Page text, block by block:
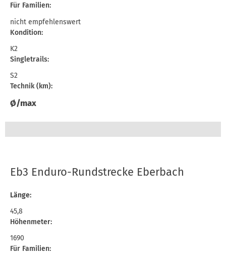
Für Familien:
nicht empfehlenswert
Kondition:
K2
Singletrails:
S2
Technik (km):
Ø/max
Eb3 Enduro-Rundstrecke Eberbach
Länge:
45,8
Höhenmeter:
1690
Für Familien: